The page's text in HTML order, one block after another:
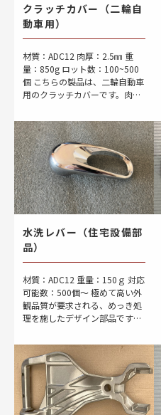
クラッチカバー（二輪自
動車用）
材質：ADC12 肉厚：2.5㎜ 重
量：850g ロット数：100~500
個 こちらの製品は、二輪自動車
用のクラッチカバーです。肉厚
るため、製造時に歪みが発生し
やすく、課題となっておりまし
[…]
水洗レバー（住宅設備部
品）
材質：ADC12 重量：150ｇ 対応
可能数：500個～ 極めて高い外
観品質が要求される、めっき処
理を施したデザイン部品です。
30%以下という厳しい品質基準
をクリアするため、ガス巻き込
みなど […]